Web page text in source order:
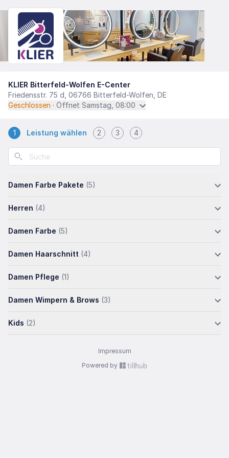
KLIER Bitterfeld-Wolfen E-Center
Friedensstr. 75 d, 06766 Bitterfeld-Wolfen, DE
Geschlossen · Öffnet Samstag, 08:00
1 Leistung wählen 2 3 4
Damen Farbe Pakete (5)
Herren (4)
Damen Farbe (5)
Damen Haarschnitt (4)
Damen Pflege (1)
Damen Wimpern & Brows (3)
Kids (2)
Impressum
Powered by